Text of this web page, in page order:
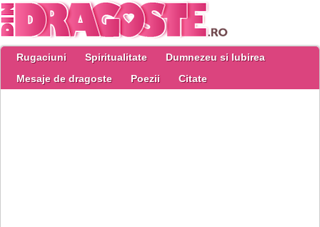
Rugaciuni Spiritualitate
Dumnezeu si Iubirea
Mesaje de dragoste
Poezii Citate